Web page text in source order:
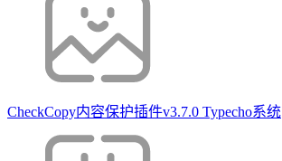
CheckCopy内容保护插件v3.7.0 Typecho系统